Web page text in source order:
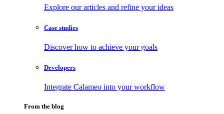
Explore our articles and refine your ideas
Case studies
Discover how to achieve your goals
Developers
Integrate Calameo into your workflow
From the blog